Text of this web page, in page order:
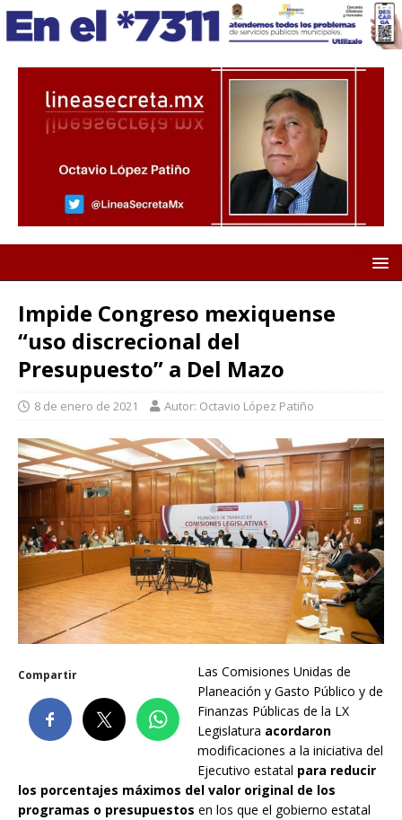
Impide Congreso mexiquense
“uso discrecional del
Presupuesto” a Del Mazo
8 de enero de 2021 Autor: Octavio López Patiño
Compartir
Las Comisiones Unidas de
Planeación y Gasto Público y de
Finanzas Públicas de la LX
Legislatura acordaron
modificaciones a la iniciativa del
Ejecutivo estatal para reducir
los porcentajes máximos del valor original de los
programas o presupuestos en los que el gobierno estatal